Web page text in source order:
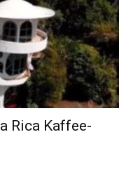
Rica Kaffee-